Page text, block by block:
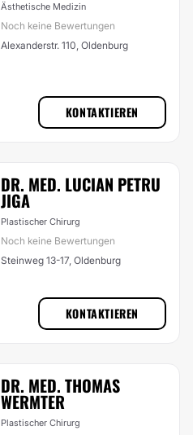
Ästhetische Medizin
Noch keine Bewertungen
Alexanderstr. 110, Oldenburg
KONTAKTIEREN
DR. MED. LUCIAN PETRU
JIGA
Plastischer Chirurg
Noch keine Bewertungen
Steinweg 13-17, Oldenburg
KONTAKTIEREN
DR. MED. THOMAS
WERMTER
Plastischer Chirurg